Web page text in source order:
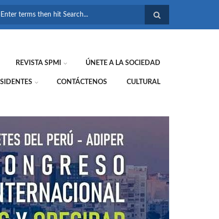
REVISTA SPMI ÚNETE A LA SOCIEDAD
CONTÁCTENOS CULTURAL